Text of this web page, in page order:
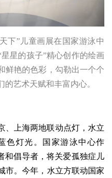
下”儿童画展在国家游泳中
星的孩子”精心创作的绘画
鲜艳的色彩，勾勒出一个个
艺术天赋和丰富内心。
、上海两地联动点灯，水立
色灯光。国家游泳中心作
和倡导者，将关爱孤独症儿
市。今年，水立方联动国家